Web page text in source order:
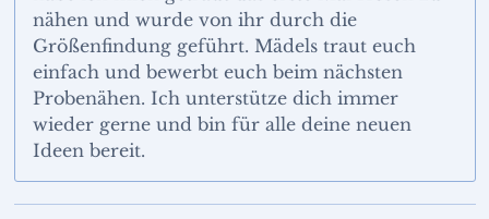
nähen und wurde von ihr durch die
Größenfindung geführt. Mädels traut euch
einfach und bewerbt euch beim nächsten
Probenähen. Ich unterstütze dich immer
wieder gerne und bin für alle deine neuen
Ideen bereit.